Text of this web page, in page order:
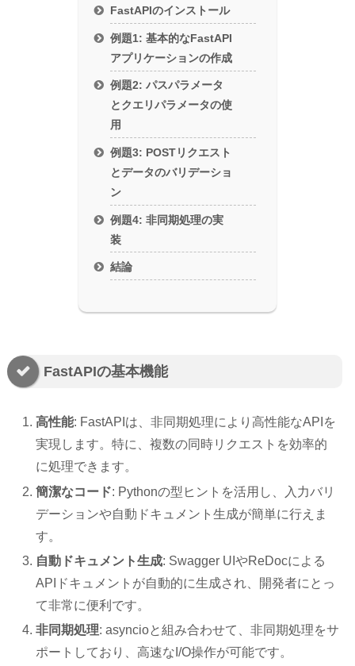
FastAPIのインストール
例題1: 基本的なFastAPI
アプリケーションの作成
例題2: パスパラメータ
とクエリパラメータの使
用
例題3: POSTリクエスト
とデータのバリデーショ
ン
例題4: 非同期処理の実
装
結論
FastAPIの基本機能
高性能: FastAPIは、非同期処理により高性能なAPIを
実現します。特に、複数の同時リクエストを効率的
に処理できます。
簡潔なコード: Pythonの型ヒントを活用し、入力バリ
デーションや自動ドキュメント生成が簡単に行えま
す。
自動ドキュメント生成: Swagger UIやReDocによる
APIドキュメントが自動的に生成され、開発者にとっ
て非常に便利です。
非同期処理: asyncioと組み合わせて、非同期処理をサ
ポートしており、高速なI/O操作が可能です。